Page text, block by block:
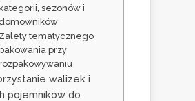
kategorii, sezonów i
Zalety tematycznego
przy
walizek i
pojemników do